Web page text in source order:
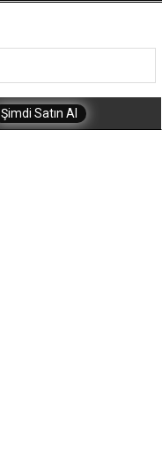
Şimdi Satın Al